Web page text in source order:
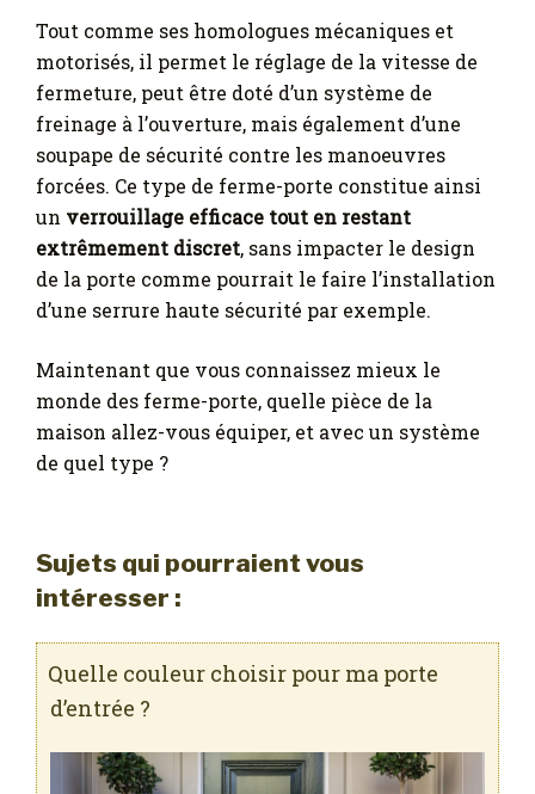
Tout comme ses homologues mécaniques et
motorisés, il permet le réglage de la vitesse de
fermeture, peut être doté d’un système de
freinage à l’ouverture, mais également d’une
soupape de sécurité contre les manoeuvres
forcées. Ce type de ferme-porte constitue ainsi
un verrouillage efficace tout en restant
extrêmement discret, sans impacter le design
de la porte comme pourrait le faire l’installation
d’une serrure haute sécurité par exemple.
Maintenant que vous connaissez mieux le
monde des ferme-porte, quelle pièce de la
maison allez-vous équiper, et avec un système
de quel type ?
Sujets qui pourraient vous
intéresser :
Quelle couleur choisir pour ma porte
d’entrée ?